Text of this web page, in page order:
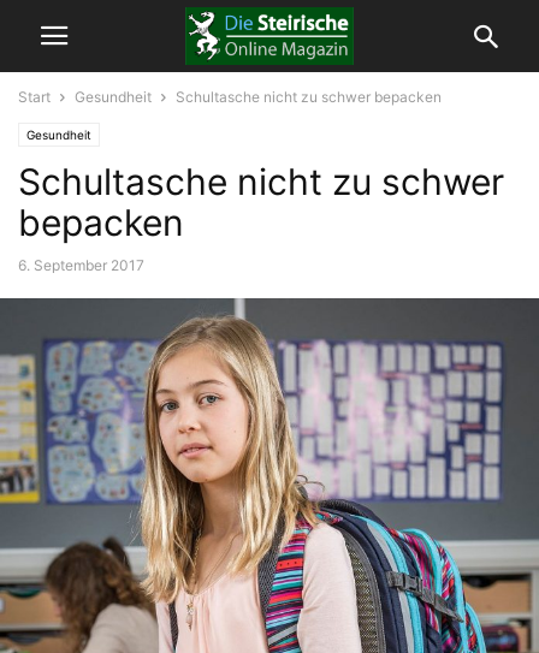
Start Gesundheit Schultasche nicht zu schwer bepacken
Gesundheit
Schultasche nicht zu schwer
bepacken
6. September 2017